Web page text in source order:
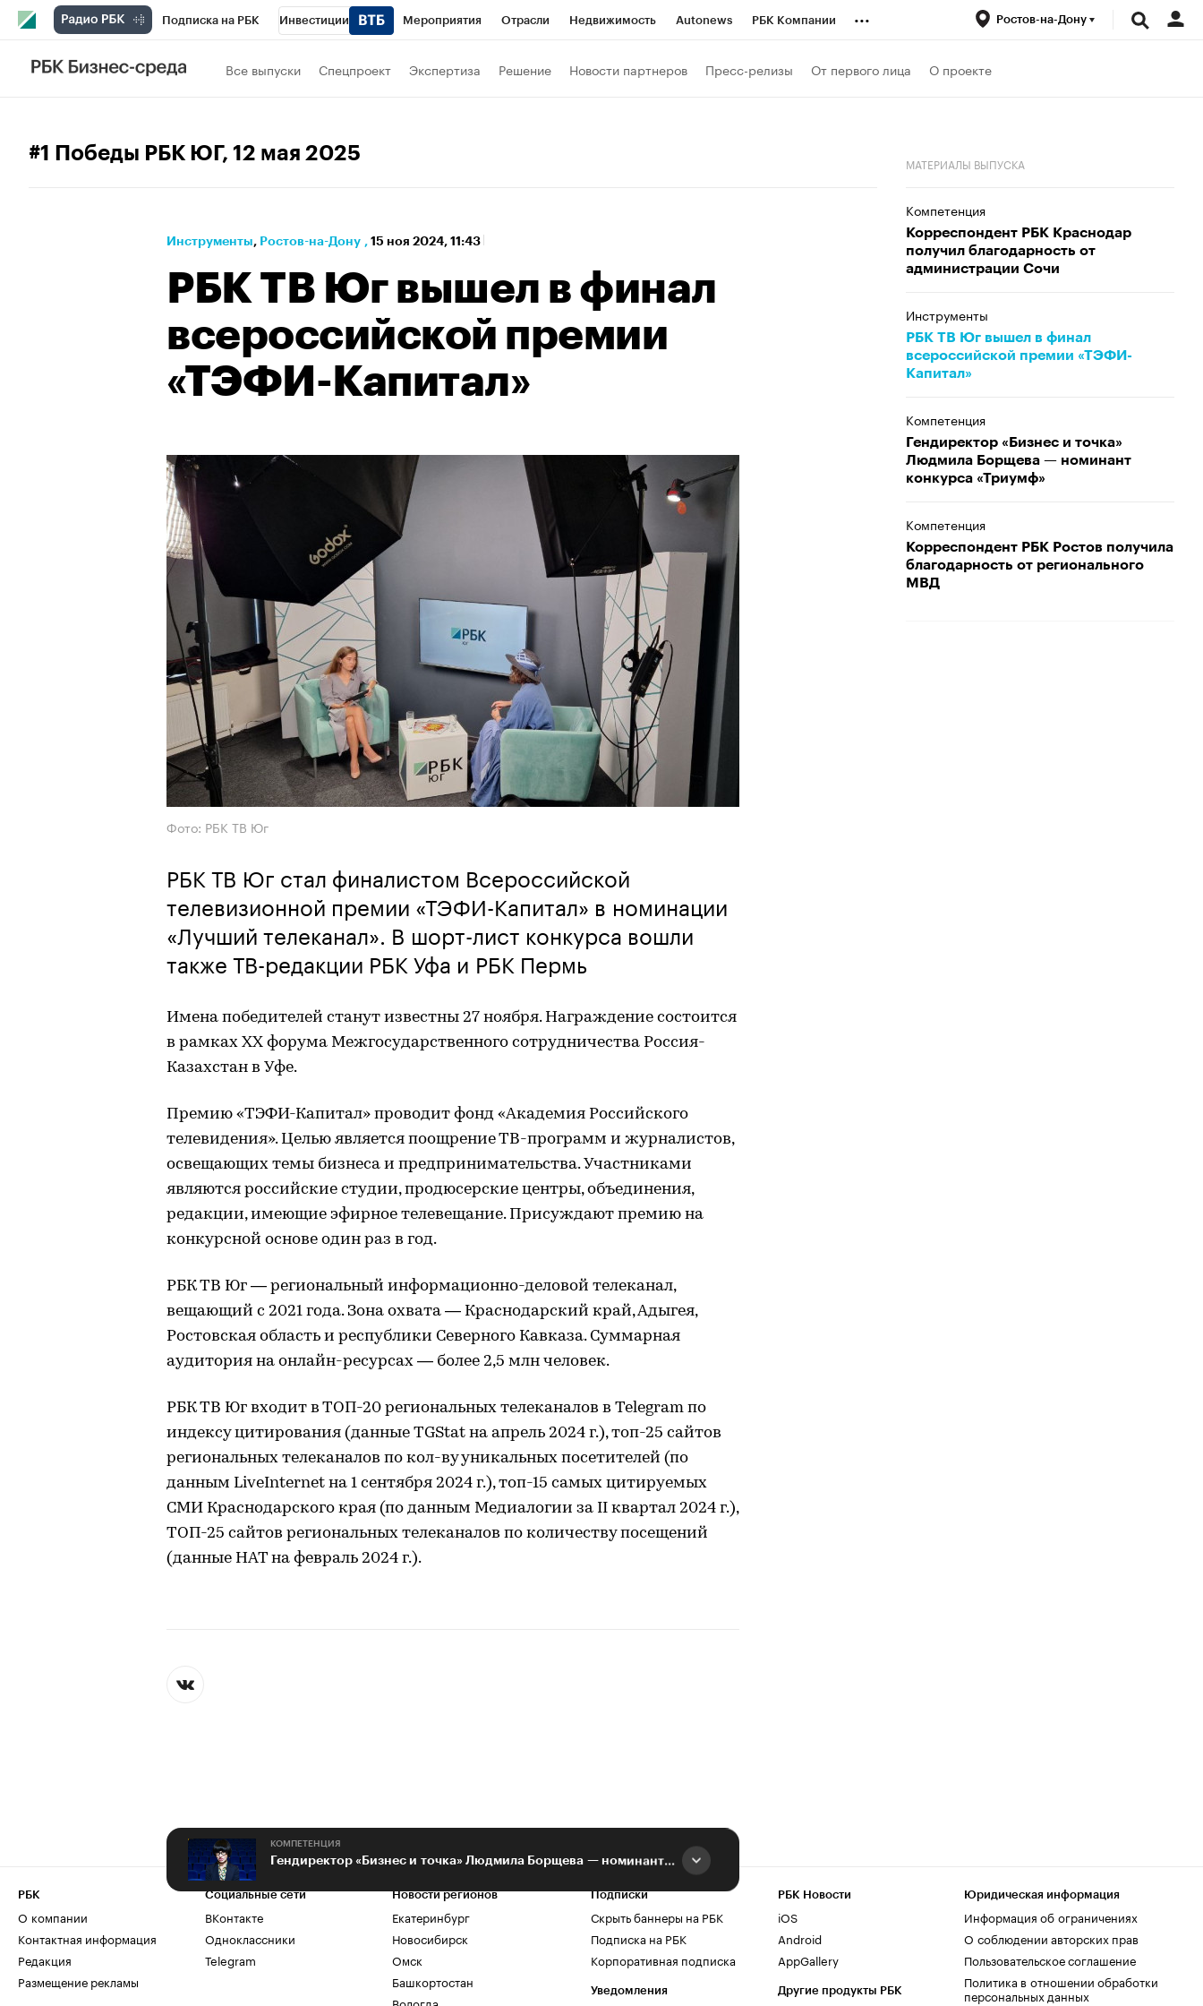
Подписка на РБК Инвестиции Мероприятия Отрасли Недвижимость Autonews РБК Компании
Телеканал
... Ростов-на-Дону
Все выпуски Спецпроект Экспертиза Решение Новости партнеров Пресс-релизы От первого лица О проекте
#1 Победы РБК ЮГ, 12 мая 2025
Инструменты⁠, Ростов-на-Дону , 15 ноя 2024, 11:43
РБК ТВ Юг вышел в финал
всероссийской премии
«ТЭФИ-Капитал»
Фото: РБК ТВ Юг
РБК ТВ Юг стал финалистом Всероссийской
телевизионной премии «ТЭФИ-Капитал» в номинации
«Лучший телеканал». В шорт-лист конкурса вошли
также ТВ-редакции РБК Уфа и РБК Пермь
Имена победителей станут известны 27 ноября. Награждение состоится
в рамках ХХ форума Межгосударственного сотрудничества Россия-
Казахстан в Уфе.
Премию «ТЭФИ-Капитал» проводит фонд «Академия Российского
телевидения». Целью является поощрение ТВ-программ и журналистов,
освещающих темы бизнеса и предпринимательства. Участниками
являются российские студии, продюсерские центры, объединения,
редакции, имеющие эфирное телевещание. Присуждают премию на
конкурсной основе один раз в год.
РБК ТВ Юг — региональный информационно-деловой телеканал,
вещающий с 2021 года. Зона охвата — Краснодарский край, Адыгея,
Ростовская область и республики Северного Кавказа. Суммарная
аудитория на онлайн-ресурсах — более 2,5 млн человек.
РБК ТВ Юг входит в ТОП-20 региональных телеканалов в Telegram по
индексу цитирования (данные TGStat на апрель 2024 г.), топ-25 сайтов
региональных телеканалов по кол-ву уникальных посетителей (по
данным LiveInternet на 1 сентября 2024 г.), топ-15 самых цитируемых
СМИ Краснодарского края (по данным Медиалогии за II квартал 2024 г.),
ТОП-25 сайтов региональных телеканалов по количеству посещений
(данные НАТ на февраль 2024 г.).
КОМПЕТЕНЦИЯ
Гендиректор «Бизнес и точка» Людмила Борщева — номинант конкурса «Триумф»
МАТЕРИАЛЫ ВЫПУСКА
Компетенция
Корреспондент РБК Краснодар
получил благодарность от
администрации Сочи
Инструменты
РБК ТВ Юг вышел в финал
всероссийской премии «ТЭФИ-
Капитал»
Компетенция
Гендиректор «Бизнес и точка»
Людмила Борщева — номинант
конкурса «Триумф»
Компетенция
Корреспондент РБК Ростов получила
благодарность от регионального
МВД
РБК
О компании
Контактная информация
Редакция
Размещение рекламы
Социальные сети
ВКонтакте
Одноклассники
Telegram
Новости регионов
Екатеринбург
Новосибирск
Омск
Башкортостан
Вологда
Подписки
Скрыть баннеры на РБК
Подписка на РБК
Корпоративная подписка
Уведомления
РБК Новости
iOS
Android
AppGallery
Другие продукты РБК
Юридическая информация
Информация об ограничениях
О соблюдении авторских прав
Пользовательское соглашение
Политика в отношении обработки
персональных данных